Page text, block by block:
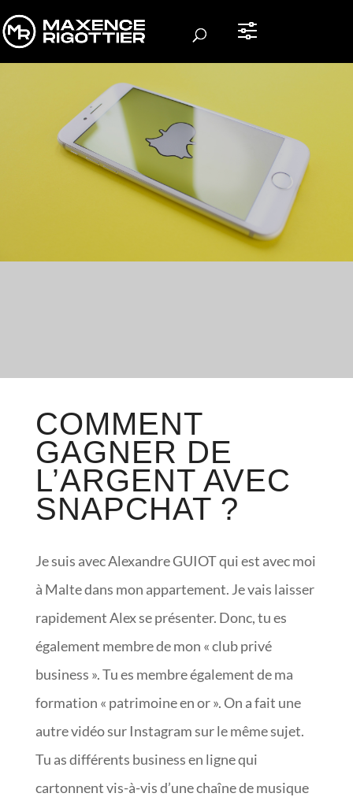
COMMENT
GAGNER DE
L’ARGENT AVEC
SNAPCHAT ?
Je suis avec Alexandre GUIOT qui est avec moi
à Malte dans mon appartement. Je vais laisser
rapidement Alex se présenter. Donc, tu es
également membre de mon « club privé
business ». Tu es membre également de ma
formation « patrimoine en or ». On a fait une
autre vidéo sur Instagram sur le même sujet.
Tu as différents business en ligne qui
cartonnent vis-à-vis d’une chaîne de musique